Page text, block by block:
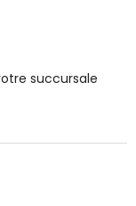
succursale